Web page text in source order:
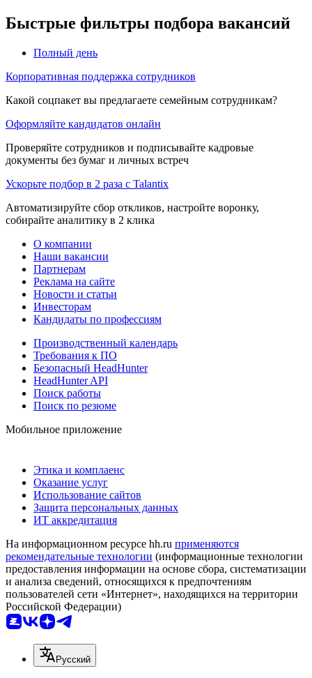
Быстрые фильтры подбора вакансий
Полный день
Корпоративная поддержка сотрудников
Какой соцпакет вы предлагаете семейным сотрудникам?
Оформляйте кандидатов онлайн
Проверяйте сотрудников и подписывайте кадровые
документы без бумаг и личных встреч
Ускорьте подбор в 2 раза с Talantix
Автоматизируйте сбор откликов, настройте воронку,
собирайте аналитику в 2 клика
О компании
Наши вакансии
Партнерам
Реклама на сайте
Новости и статьи
Инвесторам
Кандидаты по профессиям
Производственный календарь
Требования к ПО
Безопасный HeadHunter
HeadHunter API
Поиск работы
Поиск по резюме
Мобильное приложение
Этика и комплаенс
Оказание услуг
Использование сайтов
Защита персональных данных
ИТ аккредитация
На информационном ресурсе hh.ru применяются
рекомендательные технологии (информационные технологии
предоставления информации на основе сбора, систематизации
и анализа сведений, относящихся к предпочтениям
пользователей сети «Интернет», находящихся на территории
Российской Федерации)
Русский